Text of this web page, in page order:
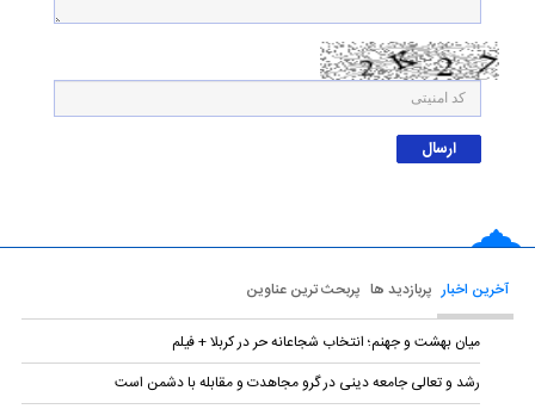
آخرین اخبار پربازدید ها پربحث ترین عناوین
میان بهشت و جهنم؛ انتخاب شجاعانه حر در کربلا + فیلم
رشد و تعالی جامعه دینی در گرو مجاهدت و مقابله با دشمن است